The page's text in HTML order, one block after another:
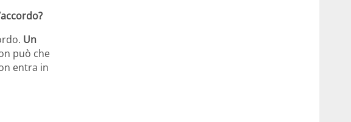
Un
può che
entra in